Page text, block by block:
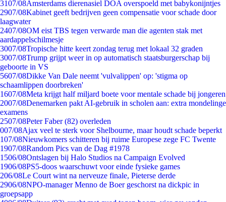
3107/08Amsterdams dierenasiel DOA overspoeld met babykonijntjes
2907/08Kabinet geeft bedrijven geen compensatie voor schade door
laagwater
2407/08OM eist TBS tegen verwarde man die agenten stak met
aardappelschilmesje
3007/08Tropische hitte keert zondag terug met lokaal 32 graden
3007/08Trump grijpt weer in op automatisch staatsburgerschap bij
geboorte in VS
5607/08Dikke Van Dale neemt 'vulvalippen' op: 'stigma op
schaamlippen doorbreken'
1607/08Meta krijgt half miljard boete voor mentale schade bij jongeren
2007/08Denemarken pakt AI-gebruik in scholen aan: extra mondelinge
examens
2507/08Peter Faber (82) overleden
007/08Ajax veel te sterk voor Shelbourne, maar houdt schade beperkt
107/08Nieuwkomers schitteren bij ruime Europese zege FC Twente
1907/08Random Pics van de Dag #1978
1506/08Ontslagen bij Halo Studios na Campaign Evolved
1906/08PS5-doos waarschuwt voor einde fysieke games
206/08Le Court wint na nerveuze finale, Pieterse derde
2906/08NPO-manager Menno de Boer geschorst na dickpic in
groepsapp